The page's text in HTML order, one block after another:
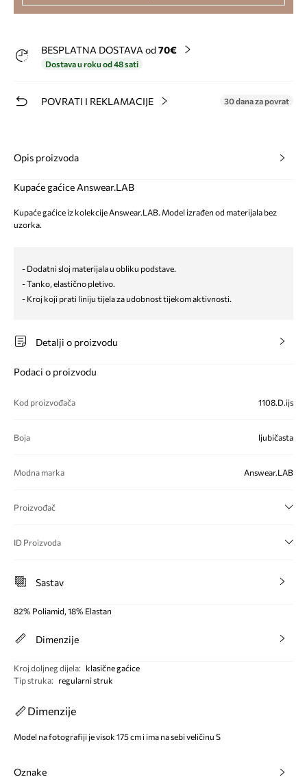
BESPLATNA DOSTAVA od 70€
Dostava u roku od 48 sati
POVRATI I REKLAMACIJE 30 dana za povrat
Opis proizvoda
Kupaće gaćice Answear.LAB
Kupaće gaćice iz kolekcije Answear.LAB. Model izrađen od materijala bez
uzorka.
- Dodatni sloj materijala u obliku podstave.
- Tanko, elastično pletivo.
- Kroj koji prati liniju tijela za udobnost tijekom aktivnosti.
Detalji o proizvodu
Podaci o proizvodu
Kod proizvođača 1108.D.ijs
Boja ljubičasta
Modna marka Answear.LAB
Proizvođač
ID Proizvoda
Sastav
82% Poliamid, 18% Elastan
Dimenzije
Kroj doljneg dijela:
klasične gaćice
Tip struka: regularni struk
Dimenzije
Model na fotografiji je visok 175 cm i ima na sebi veličinu S
Oznake